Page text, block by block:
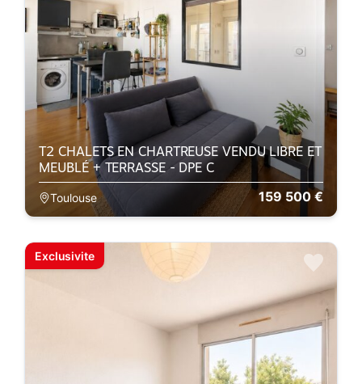
159 500 €
T2 CHALETS EN CHARTREUSE VENDU LIBRE ET
MEUBLÉ + TERRASSE - DPE C
Toulouse
Exclusivite